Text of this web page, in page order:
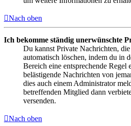
Nach oben
Ich bekomme ständig unerwünschte
Du kannst Private Nachrichten,
automatisch löschen, indem du in
Bereich eine entsprechende Regel
belästigende Nachrichten von
dies auch einem Administrator
betreffenden Mitglied dann
versenden.
Nach oben